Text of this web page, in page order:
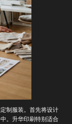
制服装。首先将设计
。升华印刷特别适合